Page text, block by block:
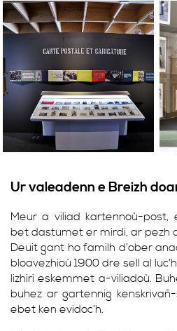
Ur valeadenn e Breizh
Meur a viliad kartennoù-post,
bet dastumet er mirdi, ar pezh
Deuit gant ho familh d’ober
bloavezhioù 1900 dre sell al
lizhiri eskemmet a-viliadoù.
buhez ar gartennig
ebet ken evidoc’h.